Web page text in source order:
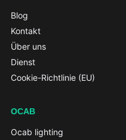
Blog
Kontakt
Über uns
Dienst
Cookie-Richtlinie (EU)
OCAB
Ocab lighting